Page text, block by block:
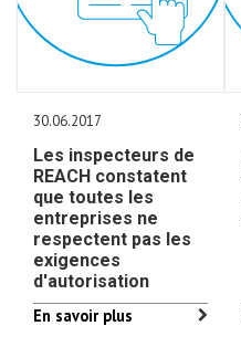
30.06.2017
Les inspecteurs de
REACH constatent
que toutes les
entreprises ne
respectent pas les
exigences
d'autorisation
En savoir plus